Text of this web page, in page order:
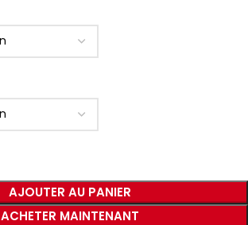
AJOUTER AU PANIER
ACHETER MAINTENANT